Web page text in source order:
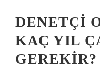
DENETÇI
KAÇ YIL
GEREKIR?